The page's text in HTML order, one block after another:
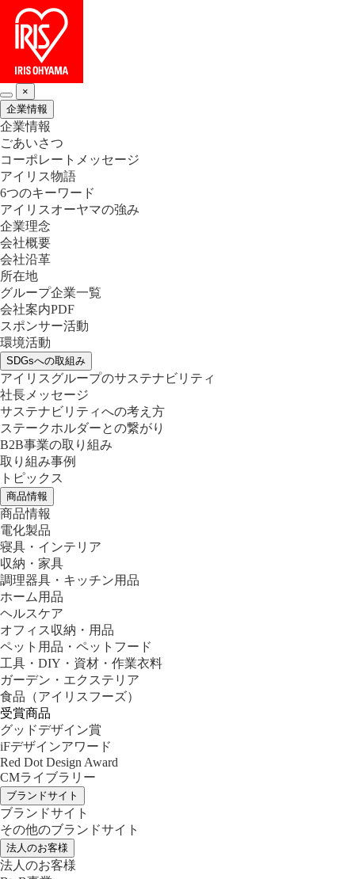
×
企業情報
企業情報
ごあいさつ
コーポレートメッセージ
アイリス物語
6つのキーワード
アイリスオーヤマの強み
企業理念
会社概要
会社沿革
所在地
グループ企業一覧
会社案内PDF
スポンサー活動
環境活動
SDGsへの取組み
アイリスグループのサステナビリティ
社長メッセージ
サステナビリティへの考え方
ステークホルダーとの繋がり
B2B事業の取り組み
取り組み事例
トピックス
商品情報
商品情報
電化製品
寝具・インテリア
収納・家具
調理器具・キッチン用品
ホーム用品
ヘルスケア
オフィス収納・用品
ペット用品・ペットフード
工具・DIY・資材・作業衣料
ガーデン・エクステリア
食品 （アイリスフーズ）
受賞商品
グッドデザイン賞
iFデザインアワード
Red Dot Design Award
CMライブラリー
ブランドサイト
ブランドサイト
その他のブランドサイト
法人のお客様
法人のお客様